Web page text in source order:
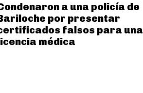
a una policía de
por presentar
falsos para una
médica